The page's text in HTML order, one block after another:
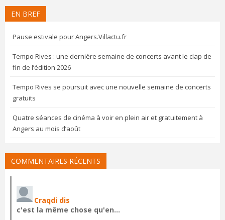
EN BREF
Pause estivale pour Angers.Villactu.fr
Tempo Rives : une dernière semaine de concerts avant le clap de
fin de l’édition 2026
Tempo Rives se poursuit avec une nouvelle semaine de concerts
gratuits
Quatre séances de cinéma à voir en plein air et gratuitement à
Angers au mois d’août
COMMENTAIRES RÉCENTS
Craqdi dis
c'est la même chose qu'en…